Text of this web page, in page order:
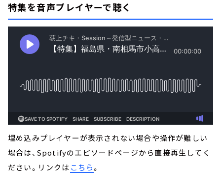
特集を音声プレイヤーで聴く
埋め込みプレイヤーが表示されない場合や操作が難しい
場合は、Spotifyのエピソードページから直接再生してく
ださい。リンクは こちら。